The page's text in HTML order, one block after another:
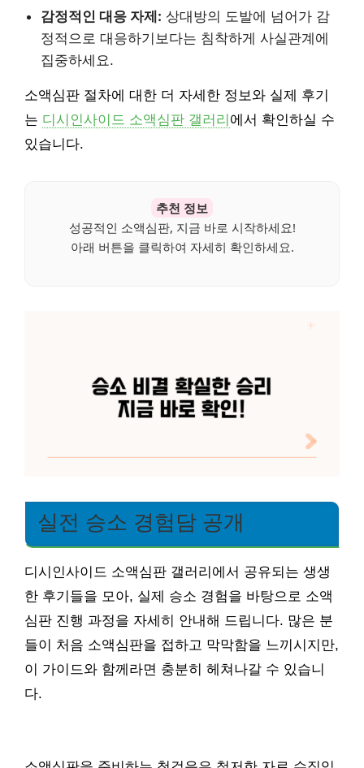
감정적인 대응 자제: 상대방의 도발에 넘어가 감
정적으로 대응하기보다는 침착하게 사실관계에
집중하세요.
소액심판 절차에 대한 더 자세한 정보와 실제 후기
는 디시인사이드 소액심판 갤러리 에서 확인하실 수
있습니다.
추천 정보
성공적인 소액심판, 지금 바로 시작하세요!
아래 버튼을 클릭하여 자세히 확인하세요.
실전 승소 경험담 공개
디시인사이드 소액심판 갤러리에서 공유되는 생생
한 후기들을 모아, 실제 승소 경험을 바탕으로 소액
심판 진행 과정을 자세히 안내해 드립니다. 많은 분
들이 처음 소액심판을 접하고 막막함을 느끼시지만,
이 가이드와 함께라면 충분히 헤쳐나갈 수 있습니
다.